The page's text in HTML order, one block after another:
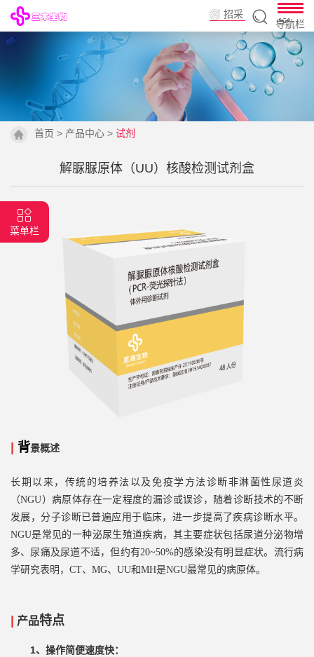
招采
导航栏
首页 > 产品中心 > 试剂
菜单栏
解脲脲原体（UU）核酸检测试剂盒
背景概述
长期以来，传统的培养法以及免疫学方法诊断非淋菌性尿道炎
（NGU）病原体存在一定程度的漏诊或误诊，随着诊断技术的不断
发展，分子诊断已普遍应用于临床，进一步提高了疾病诊断水平。
NGU是常见的一种泌尿生殖道疾病，其主要症状包括尿道分泌物增
多、尿痛及尿道不适，但约有20~50%的感染没有明显症状。流行病
学研究表明，CT、MG、UU和MH是NGU最常见的病原体。
产品特点
1、操作简便速度快：